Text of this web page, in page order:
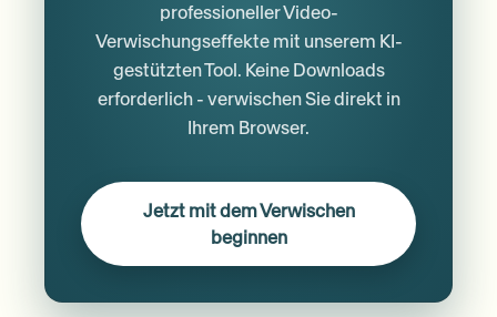
professioneller Video-
Verwischungseffekte mit unserem KI-
gestützten Tool. Keine Downloads
erforderlich - verwischen Sie direkt in
Ihrem Browser.
Jetzt mit dem Verwischen
beginnen